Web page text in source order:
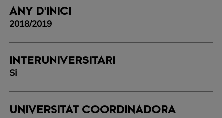
ANY D'INICI
2018/2019
INTERUNIVERSITARI
Si
UNIVERSITAT COORDINADORA